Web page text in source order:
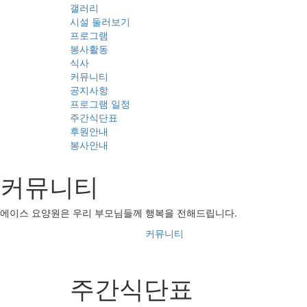
갤러리
시설 둘러보기
프로그램
봉사활동
식사
커뮤니티
공지사항
프로그램 일정
주간식단표
후원안내
봉사안내
커뮤니티
에이스 요양원은 우리 부모님들께 행복을 전해드립니다.
커뮤니티
주간식단표